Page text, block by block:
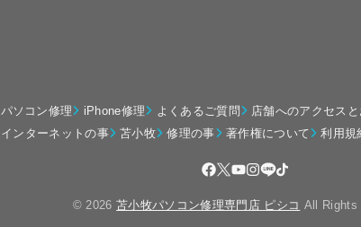
パソコン修理 iPhone修理 よくあるご質問 店舗へのアクセス
インターネットの事
苫小牧 修理の事 著作権について 利用規
© 2026苫小牧パソコン修理専門店 ピシコ All Rights